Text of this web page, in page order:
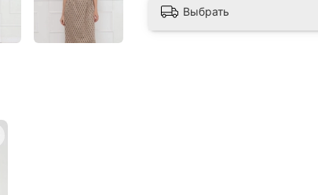
Выбрать